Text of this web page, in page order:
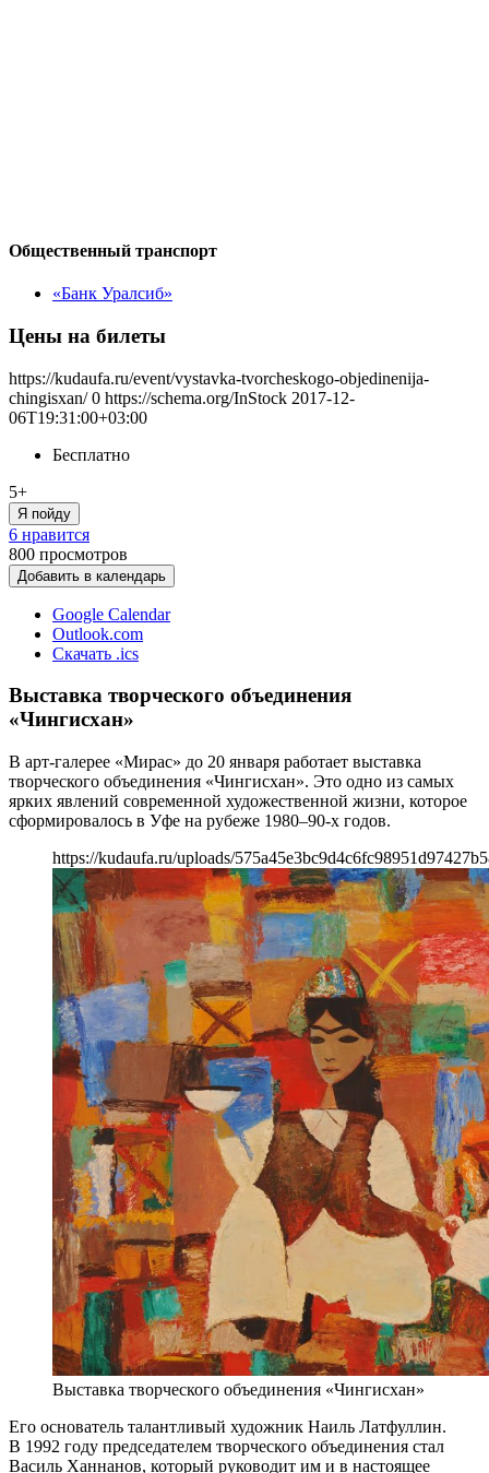
Общественный транспорт
«Банк Уралсиб»
Цены на билеты
https://kudaufa.ru/event/vystavka-tvorcheskogo-objedinenija-
chingisxan/ 0 https://schema.org/InStock 2017-12-
06T19:31:00+03:00
Бесплатно
5+
Я пойду
6 нравится
800 просмотров
Добавить в календарь
Google Calendar
Outlook.com
Скачать .ics
Выставка творческого объединения
«Чингисхан»
В арт-галерее «Мирас» до 20 января работает выставка
творческого объединения «Чингисхан». Это одно из самых
ярких явлений современной художественной жизни, которое
сформировалось в Уфе на рубеже 1980–90-х годов.
https://kudaufa.ru/uploads/
Выставка творческого объединения «Чингисхан»
Его основатель талантливый художник Наиль Латфуллин.
В 1992 году председателем творческого объединения стал
Василь Ханнанов, который руководит им и в настоящее